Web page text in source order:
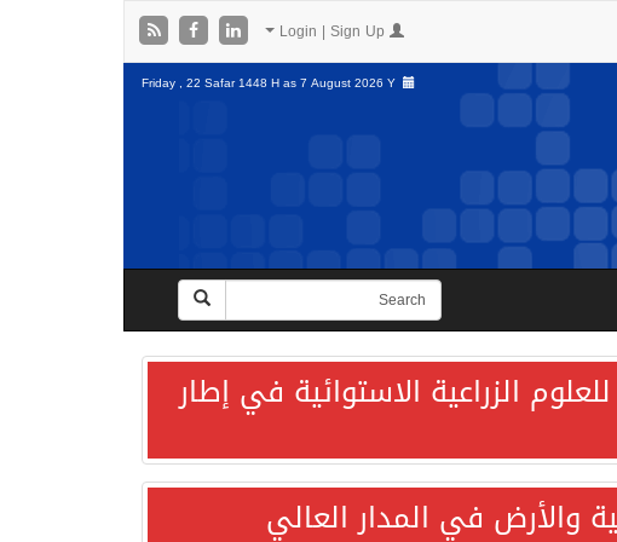
Friday , 22 Safar 1448 H as7 August 2026 Y
الزراعية الاستوائية في إطار
والأرض في المدار العالي